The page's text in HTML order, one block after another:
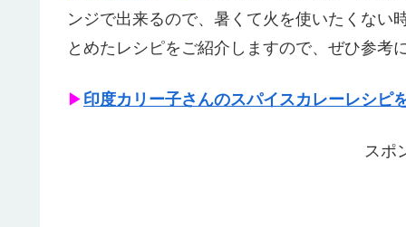
ンジで出来るので、暑くて火を使いたくない
とめたレシピをご紹介しますので、ぜひ参考
▶ 印度カリー子さんのスパイスカレーレシピ
スポ